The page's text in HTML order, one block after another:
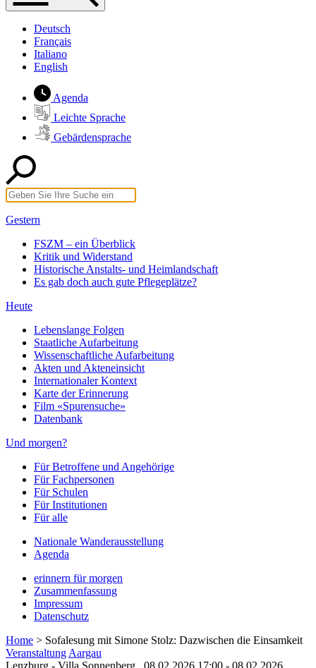
Deutsch
Français
Italiano
English
Agenda
Leichte Sprache
Gebärdensprache
Gestern
FSZM – ein Überblick
Kritik und Widerstand
Historische Anstalts- und Heimlandschaft
Es gab doch auch gute Pflegeplätze?
Heute
Lebenslange Folgen
Staatliche Aufarbeitung
Wissenschaftliche Aufarbeitung
Akten und Akteneinsicht
Internationaler Kontext
Karte der Erinnerung
Film «Spurensuche»
Datenbank
Und morgen?
Für Betroffene und Angehörige
Für Fachpersonen
Für Schulen
Für Institutionen
Für alle
Nationale Wanderausstellung
Agenda
erinnern für morgen
Zusammenfassung
Impressum
Datenschutz
Home > Sofalesung mit Simone Stolz: Dazwischen die Einsamkeit
Veranstaltung Aargau
Lenzburg - Villa Sonnenberg, 08.02.2026 17:00 - 08.02.2026